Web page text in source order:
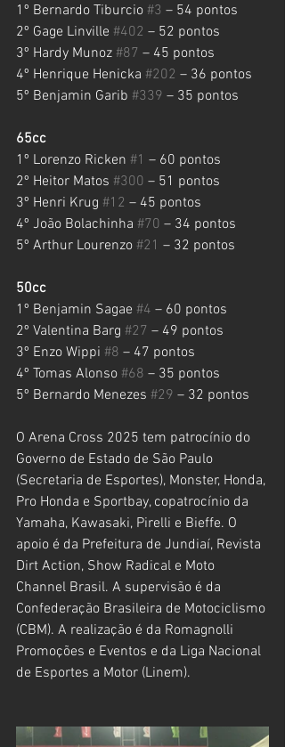
1º Bernardo Tiburcio #3 – 54 pontos
2º Gage Linville #402 – 52 pontos
3º Hardy Munoz #87 – 45 pontos
4º Henrique Henicka #202 – 36 pontos
5º Benjamin Garib #339 – 35 pontos
65cc
1º Lorenzo Ricken #1 – 60 pontos
2º Heitor Matos #300 – 51 pontos
3º Henri Krug #12 – 45 pontos
4º João Bolachinha #70 – 34 pontos
5º Arthur Lourenzo #21 – 32 pontos
50cc
1º Benjamin Sagae #4 – 60 pontos
2º Valentina Barg #27 – 49 pontos
3º Enzo Wippi #8 – 47 pontos
4º Tomas Alonso #68 – 35 pontos
5º Bernardo Menezes #29 – 32 pontos
O Arena Cross 2025 tem patrocínio do
Governo de Estado de São Paulo
(Secretaria de Esportes), Monster, Honda,
Pro Honda e Sportbay, copatrocínio da
Yamaha, Kawasaki, Pirelli e Bieffe. O
apoio é da Prefeitura de Jundiaí, Revista
Dirt Action, Show Radical e Moto
Channel Brasil. A supervisão é da
Confederação Brasileira de Motociclismo
(CBM). A realização é da Romagnolli
Promoções e Eventos e da Liga Nacional
de Esportes a Motor (Linem).